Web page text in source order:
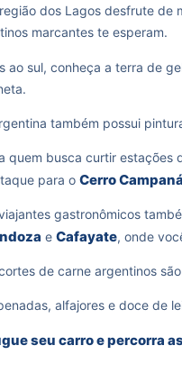
dos Lagos desfrute de
marcantes te esperam.
ao sul, conheça a terra de
também possui
quem busca curtir estações
para o Cerro
gastronômicos
e Cafayate, onde
de carne argentinos
alfajores e doce de
seu carro e percorra